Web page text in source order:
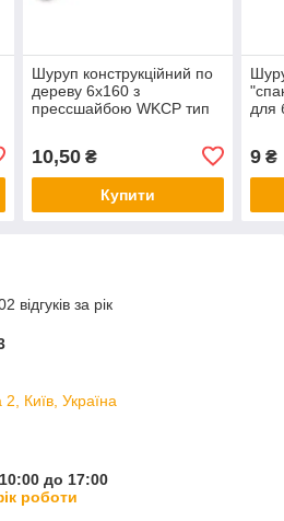
Шуруп конструкційний по
дереву 6x160 з
прессшайбою WKCP тип
10,50₴
Купити
для
9 ₴
відгуків за рік
Київ, Україна
до 17:00
роботи